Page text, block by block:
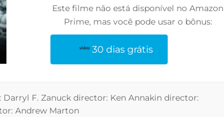
Este filme não está disponível no Amazon
Prime, mas você pode usar o bônus:
30 dias grátis
F. Zanuck director: Ken Annakin director:
Andrew Marton